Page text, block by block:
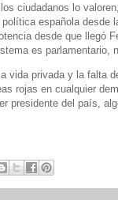
ciudadanos lo
española desde
desde que llegó
es parlamentario,
vida privada y la falta
rojas en cualquier
presidente del país,